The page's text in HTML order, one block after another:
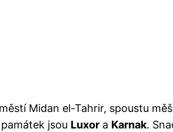
Midan el-Tahrir, spoustu
jsou Luxor a Karnak.